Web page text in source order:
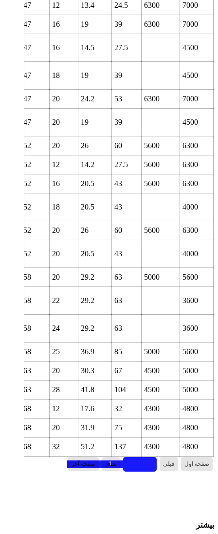
47 12 13.4 24.5 6300 7000
47 16 19 39 6300 7000
47 16 14.5 27.5 4500
47 18 19 39 4500
47 20 24.2 53 6300 7000
47 20 19 39 4500
52 20 26 60 5600 6300
52 12 14.2 27.5 5600 6300
52 16 20.5 43 5600 6300
52 18 20.5 43 4000
52 20 26 60 5600 6300
52 20 20.5 43 4000
58 20 29.2 63 5000 5600
58 22 29.2 63 3600
58 24 29.2 63 3600
58 25 36.9 85 5000 5600
63 20 30.3 67 4500 5000
63 28 41.8 104 4500 5000
68 12 17.6 32 4300 4800
68 20 31.9 75 4300 4800
68 32 51.2 137 4300 4800
صفحه اول قبلی بعدی صفحه آخر
بیشتر